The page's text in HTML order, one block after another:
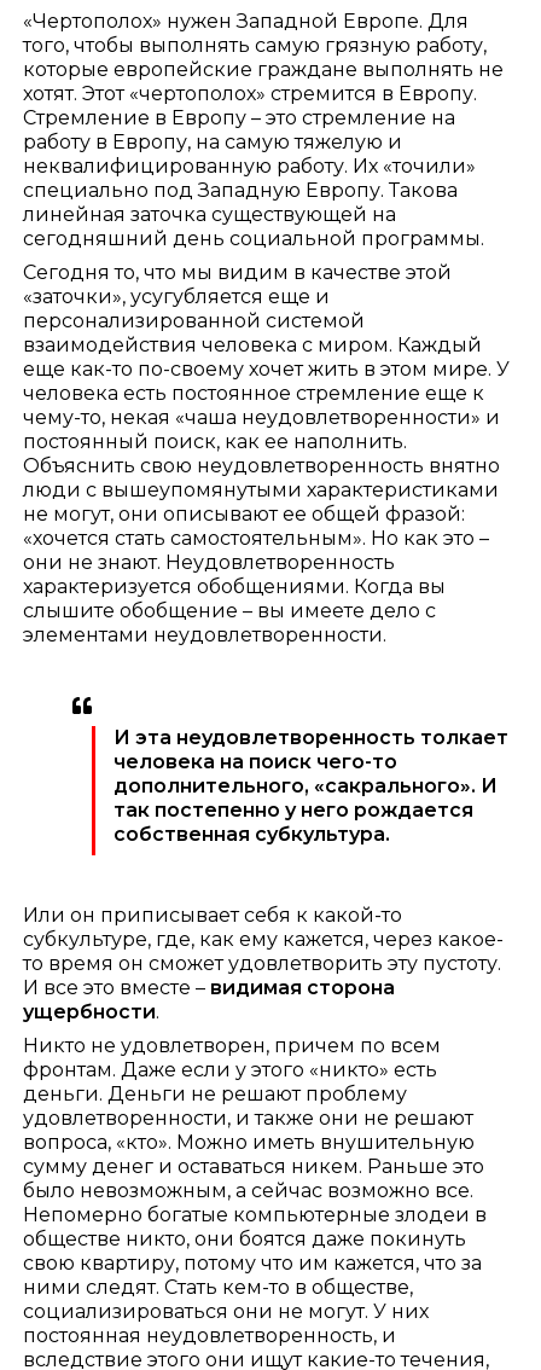
«Чертополох» нужен Западной Европе. Для
того, чтобы выполнять самую грязную работу,
которые европейские граждане выполнять не
хотят. Этот «чертополох» стремится в Европу.
Стремление в Европу – это стремление на
работу в Европу, на самую тяжелую и
неквалифицированную работу. Их «точили»
специально под Западную Европу. Такова
линейная заточка существующей на
сегодняшний день социальной программы.
Сегодня то, что мы видим в качестве этой
«заточки», усугубляется еще и
персонализированной системой
взаимодействия человека с миром. Каждый
еще как-то по-своему хочет жить в этом мире. У
человека есть постоянное стремление еще к
чему-то, некая «чаша неудовлетворенности» и
постоянный поиск, как ее наполнить.
Объяснить свою неудовлетворенность внятно
люди с вышеупомянутыми характеристиками
не могут, они описывают ее общей фразой:
«хочется стать самостоятельным». Но как это –
они не знают. Неудовлетворенность
характеризуется обобщениями. Когда вы
слышите обобщение – вы имеете дело с
элементами неудовлетворенности.
И эта неудовлетворенность толкает
человека на поиск чего-то
дополнительного, «сакрального». И
так постепенно у него рождается
собственная субкультура.
Или он приписывает себя к какой-то
субкультуре, где, как ему кажется, через какое-
то время он сможет удовлетворить эту пустоту.
И все это вместе – видимая сторона
ущербности.
Никто не удовлетворен, причем по всем
фронтам. Даже если у этого «никто» есть
деньги. Деньги не решают проблему
удовлетворенности, и также они не решают
вопроса, «кто». Можно иметь внушительную
сумму денег и оставаться никем. Раньше это
было невозможным, а сейчас возможно все.
Непомерно богатые компьютерные злодеи в
обществе никто, они боятся даже покинуть
свою квартиру, потому что им кажется, что за
ними следят. Стать кем-то в обществе,
социализироваться они не могут. У них
постоянная неудовлетворенность, и
вследствие этого они ищут какие-то течения,